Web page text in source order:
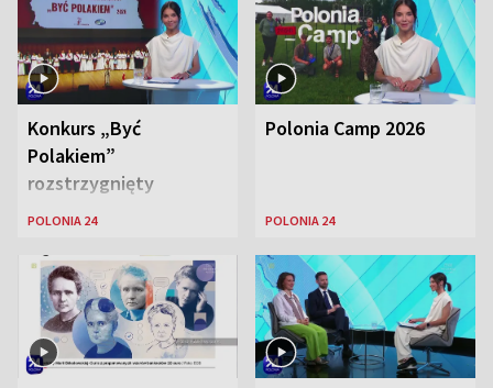
Konkurs „Być
Polakiem”
rozstrzygnięty
POLONIA 24
Polonia Camp 2026
POLONIA 24